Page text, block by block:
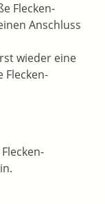
Flecken-
Anschluss
wieder eine
Flecken-